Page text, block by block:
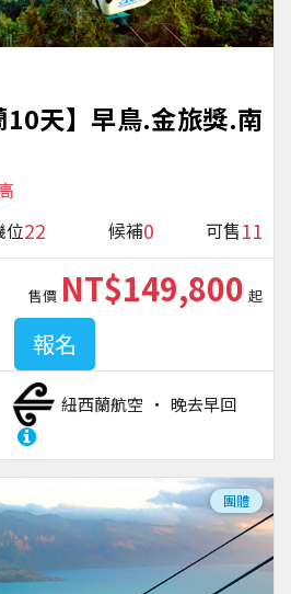
10天】早鳥.金旅獎.南
位22 候補0 可售11
紐西蘭航空 晚去早回
售價 NT$149,800 起
報名
團體